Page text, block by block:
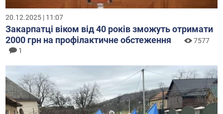
20.12.2025 | 11:07
Закарпатці віком від 40 років зможуть отримати
2000 грн на профілактичне обстеження
7577
1